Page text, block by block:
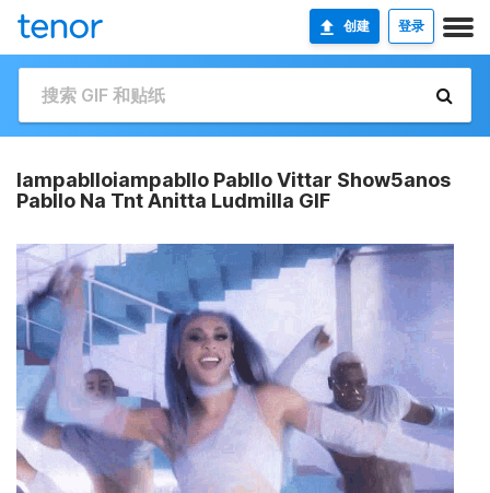
创建 登录
Iampablloiampabllo Pabllo Vittar Show5anos
Pabllo Na Tnt Anitta Ludmilla GIF